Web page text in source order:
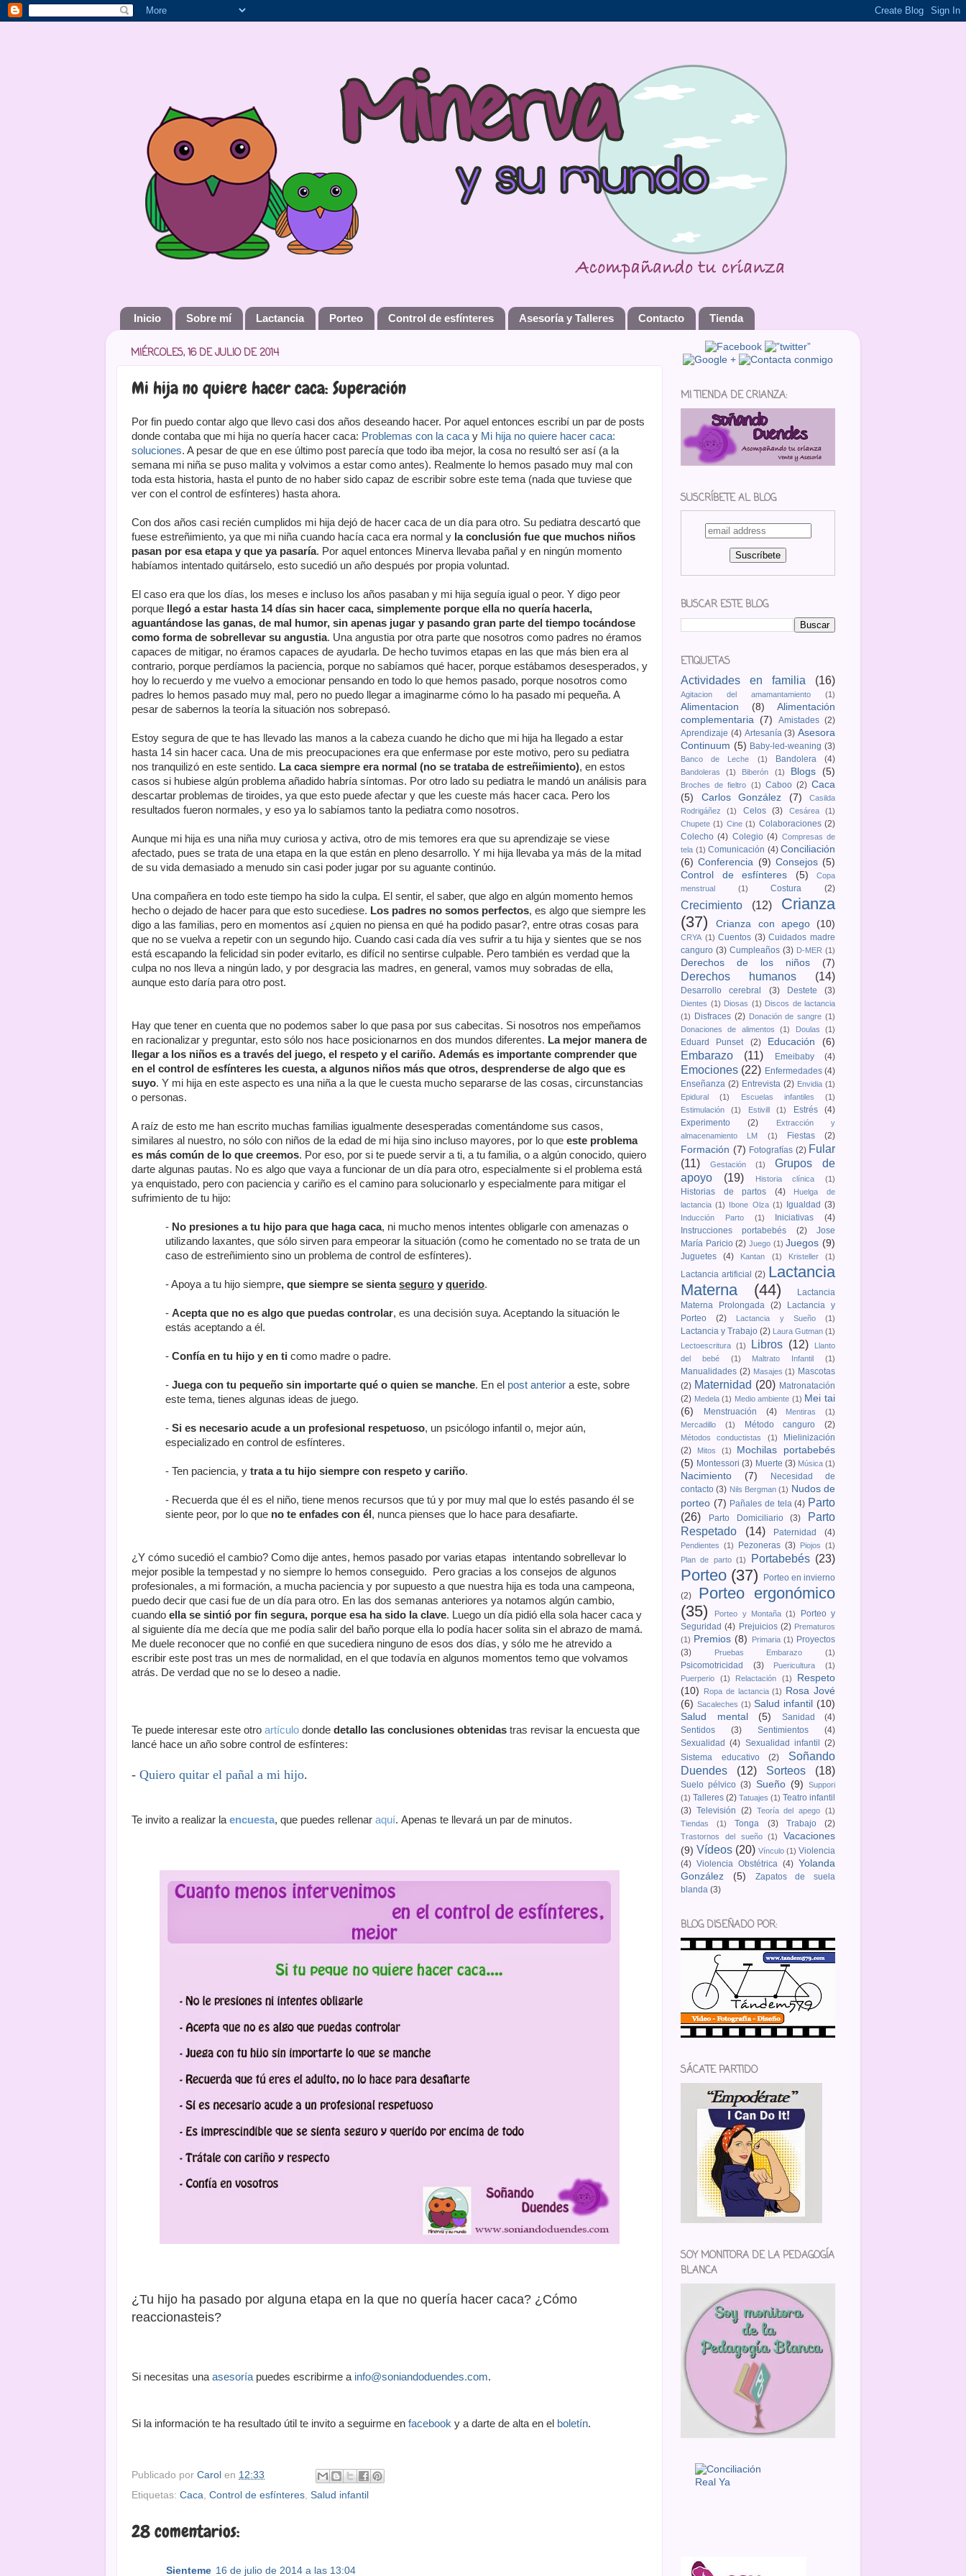
Inicio Sobre mí Lactancia Porteo Control de esfínteres Asesoría y Talleres Contacto Tienda
MIÉRCOLES, 16 DE JULIO DE 2014
Mi hija no quiere hacer caca: Superación
Por fin puedo contar algo que llevo casi dos años deseando hacer. Por aquel entonces escribí un par de posts
donde contaba que mi hija no quería hacer caca: Problemas con la caca y Mi hija no quiere hacer caca:
soluciones. A pesar de que en ese último post parecía que todo iba mejor, la cosa no resultó ser así (a la
semana mi niña se puso malita y volvimos a estar como antes). Realmente lo hemos pasado muy mal con
toda esta historia, hasta el punto de no haber sido capaz de escribir sobre este tema (nada que tuviese que
ver con el control de esfínteres) hasta ahora.
Con dos años casi recién cumplidos mi hija dejó de hacer caca de un día para otro. Su pediatra descartó que
fuese estreñimiento, ya que mi niña cuando hacía caca era normal y la conclusión fue que muchos niños
pasan por esa etapa y que ya pasaría. Por aquel entonces Minerva llevaba pañal y en ningún momento
habíamos intentado quitárselo, esto sucedió un año después por propia voluntad.
El caso era que los días, los meses e incluso los años pasaban y mi hija seguía igual o peor. Y digo peor
porque llegó a estar hasta 14 días sin hacer caca, simplemente porque ella no quería hacerla,
aguantándose las ganas, de mal humor, sin apenas jugar y pasando gran parte del tiempo tocándose
como forma de sobrellevar su angustia. Una angustia por otra parte que nosotros como padres no éramos
capaces de mitigar, no éramos capaces de ayudarla. De hecho tuvimos etapas en las que más bien era al
contrario, porque perdíamos la paciencia, porque no sabíamos qué hacer, porque estábamos desesperados, y
hoy lo recuerdo y me vuelvo a emocionar pensando en todo lo que hemos pasado, porque nosotros como
padres lo hemos pasado muy mal, pero no puedo llegar a imaginarme cómo lo ha pasado mi pequeña. A
pesar de sabernos la teoría la situación nos sobrepasó.
Estoy segura de que te has llevado las manos a la cabeza cuando he dicho que mi hija ha llegado a estar
hasta 14 sin hacer caca. Una de mis preocupaciones era que enfermase por este motivo, pero su pediatra
nos tranquilizó en este sentido. La caca siempre era normal (no se trataba de estreñimiento), en estos
casos si hubiese algún problema añadido habría síntomas. Por otro lado su pediatra le mandó un análisis para
descartar problemas de tiroides, ya que esto puede afectar y que les cueste más hacer caca. Pero los
resultados fueron normales, y eso ya lo sabíamos tanto la pediatra como nosotros.
Aunque mi hija es una niña muy curiosa y activa, otro de mis temores era que su aprendizaje se viese
afectado, pues se trata de una etapa en la que están en pleno desarrollo. Y mi hija llevaba ya más de la mitad
de su vida demasiado a menudo sin casi poder jugar por su aguante continúo.
Una compañera en todo este tiempo ha sido la culpa. El sentir, el saber, que algo en algún momento hemos
hecho o dejado de hacer para que esto sucediese. Los padres no somos perfectos, es algo que siempre les
digo a las familias, pero en momentos así ¿quien no piensa en qué ha podido pasar?, entre otras cosas para
que no se vuelva a repetir con un segundo hijo. Cuando casi cada día ves sufrir a tu hija y sientes que se nos
está escapando la felicidad sin poder evitarlo, es difícil no sentirse culpable. Pero también es verdad que la
culpa no nos lleva a ningún lado, y por desgracia las madres, en general, vamos muy sobradas de ella,
aunque esto daría para otro post.
Hay que tener en cuenta que no podemos saber lo que pasa por sus cabecitas. Si nosotros nos empeñamos
en racionalizar y preguntar, esto sólo nos hace posicionarnos en dos mundos diferentes. La mejor manera de
llegar a los niños es a través del juego, el respeto y el cariño. Además es importante comprender que
en el control de esfínteres les cuesta, a algunos niños más que otros, desprenderse de algo que es
suyo. Y mi hija en este aspecto es una niña a la que le cuesta mucho separarse de las cosas, circunstancias
o personas.
A raíz de esto me han escrito muchas familias igualmente desesperadas comentándome sus casos,
similares al nuestro, no sólo con niños de la edad de mi hija sino incluso mayores, por lo que este problema
es más común de lo que creemos. Por eso, por si te puede servir a ti, a tu familia, o a algún conocido, quiero
darte algunas pautas. No es algo que vaya a funcionar de un día para otro, especialmente si el problema está
ya enquistado, pero con paciencia y cariño es el camino para solucionarlo y especialmente para mitigar el
sufrimiento de tu hijo:
- No presiones a tu hijo para que haga caca, ni mucho menos intentes obligarle con amenazas o
utilizando laxantes, que sólo sirven para empeorar la situación (como he comentado no se trata de un
caso de estreñimiento sino un problema de control de esfínteres).
- Apoya a tu hijo siempre, que siempre se sientaseguro yquerido.
-Acepta que no es algo que puedas controlar, es una decisión suya. Aceptando la situación le
estás aceptando a él.
-Confía en tu hijo y en ti como madre o padre.
-Juega con tu pequeño sin importarte qué o quien se manche. En el post anterior a este, sobre
este tema, tienes algunas ideas de juego.
-Si es necesario acude a un profesional respetuoso, un psicólogo infantil o, mejor aún,
especializado en control de esfínteres.
- Ten paciencia, ytrata a tu hijo siempre con respeto y cariño.
- Recuerda que él es el niño, tiene menos recursos que tú y por muy mal que lo estés pasando él se
siente peor, por lo que no te enfades con él, nunca pienses que lo hace para desafiarte.
¿Y cómo sucedió el cambio? Como dije antes, hemos pasado por varias etapas intentando sobrellevar lo
mejor posible la tempestad y no siempre lo hemos conseguido. Pero gracias a los consejos de algunos
profesionales, a mi formación, a mucha paciencia y por supuesto a que nuestra hija es toda una campeona,
puedo decir que casi fue de un día para otro. En las dos semanas anteriores ya notamos algún cambio,
cuando ella se sintió por fin segura, porque esa ha sido la clave. Luego un día pidió ella sola hacer caca y
al siguiente día me decía que me podía salir del baño porque ella lo podía hacer solita sin el abrazo de mamá.
Me duele reconocer que no confié en que sucediera ninguno de esos dos días, y sólo me he atrevido a
escribir este post tras un mes de normalidad, en el que todavía en algunos momentos temo que volvamos
atrás. De verdad que no se lo deseo a nadie.
Te puede interesar este otro artículo donde detallo las conclusiones obtenidas tras revisar la encuesta que
lancé hace un año sobre control de esfínteres:
- Quiero quitar el pañal a mi hijo.
Te invito a realizar la encuesta, que puedes rellenar aquí. Apenas te llevará un par de minutos.
¿Tu hijo ha pasado por alguna etapa en la que no quería hacer caca? ¿Cómo
reaccionasteis?
Si necesitas una asesoría puedes escribirme a info@soniandoduendes.com.
Si la información te ha resultado útil te invito a seguirme en facebook y a darte de alta en el boletín.
Publicado por Carol en 12:33
Etiquetas: Caca, Control de esfínteres, Salud infantil
28 comentarios:
Sienteme 16 de julio de 2014 a las 13:04
MI TIENDA DE CRIANZA:
SUSCRÍBETE AL BLOG
BUSCAR ESTE BLOG
ETIQUETAS
Actividades en familia (16)
Agitacion del amamantamiento (1)
Alimentacion (8)
Alimentación
complementaria (7) Amistades (2)
Aprendizaje (4) Artesanía (3) Asesora
Continuum (5) Baby-led-weaning (3)
Banco de Leche (1) Bandolera (4)
Bandoleras (1) Biberón (1) Blogs (5)
Broches de fieltro (1) Caboo (2) Caca
(5)
Carlos González (7)
Casilda
Rodrigáñez
(1) Celos (3) Cesárea
(1)
Chupete (1) Cine (1) Colaboraciones (2)
Colecho (4) Colegio (4) Compresas de
tela (1) Comunicación (4) Conciliación
(6) Conferencia (9) Consejos (5)
Control de esfínteres
(5)
Copa
menstrual
(1) Costura (2)
Crecimiento (12)
Crianza
(37)
Crianza con apego (10)
CRYA (1) Cuentos (3) Cuidados madre
canguro (3) Cumpleaños (3) D-MER (1)
Derechos de los niños (7)
Derechos humanos (14)
Desarrollo cerebral (3) Destete (3)
Dientes (1) Diosas (1) Discos de lactancia
(1)
Disfraces (2) Donación de sangre (1)
Donaciones de alimentos
(1) Doulas (1)
Eduard Punset (2) Educación (6)
Embarazo (11) Emeibaby (4)
Emociones (22) Enfermedades (4)
Enseñanza (2) Entrevista (2) Envidia (1)
Epidural
(1) Escuelas infantiles
(1)
Estimulación
(1) Estivill (1) Estrés
(4)
Experimento
(2)
Extracción y
almacenamiento LM
(1) Fiestas (2)
Formación (7) Fotografías (2) Fular
(11)
Gestación (1)
Grupos de
apoyo
(19) Historia clínica (1)
Historias de partos (4)
Huelga de
lactancia (1) Ibone Olza (1) Igualdad (3)
Inducción Parto (1) Iniciativas
(4)
Instrucciones portabebés
(2)
Jose
María Paricio (2) Juego (1) Juegos (9)
Juguetes (4) Kantan (1) Kristeller (1)
Lactancia artificial (2) Lactancia
Materna
(44)
Lactancia
Materna Prolongada (2)
Lactancia y
Porteo
(2) Lactancia y Sueño (1)
Lactancia y Trabajo (2) Laura Gutman (1)
Lectoescritura (1) Libros (12)
Llanto
del bebé
(1) Maltrato Infantil (1)
Manualidades (2) Masajes (1) Mascotas
(2) Maternidad (20) Matronatación
(2) Medela (1) Medio ambiente (1) Mei tai
(6)
Menstruación (4) Mentiras
(1)
Mercadillo
(1) Método canguro (2)
Métodos conductistas (1)
Mielinización
(2)
Mitos (1)
Mochilas portabebés
(5) Montessori (3) Muerte (3) Música (1)
Nacimiento (7)
Necesidad de
contacto (3) Nils Bergman (1) Nudos de
porteo (7) Pañales de tela (4) Parto
(26)
Parto Domiciliario (3)
Parto
Respetado
(14) Paternidad (4)
Pendientes (1) Pezoneras (3) Piojos (1)
Plan de parto (1) Portabebés (23)
Porteo (37)
Porteo en invierno
(2)
Porteo ergonómico
(35)
Porteo y Montaña (1)
Porteo y
Seguridad (4) Prejuicios (2) Prematuros
(1) Premios (8) Primaria (1) Proyectos
(3)
Pruebas Embarazo (1)
Psicomotricidad (3) Puericultura
(1)
Puerperio
(1) Relactación (1)
Respeto
(10)
Ropa de lactancia (1)
Rosa Jové
(6) Sacaleches (1) Salud infantil (10)
Salud mental
(5) Sanidad
(4)
Sentidos
(3) Sentimientos
(4)
Sexualidad (4) Sexualidad infantil
(2)
Sistema educativo
(2)
Soñando
Duendes
(12) Sorteos (18)
Suelo pélvico (3) Sueño (9)
Suppori
(1) Talleres (2) Tatuajes (1) Teatro infantil
(3) Televisión (2) Teoría del apego (1)
Tiendas
(1) Tonga (3) Trabajo (2)
Trastornos del sueño (1)
Vacaciones
(9) Vídeos (20) Vínculo (1) Violencia
(4) Violencia Obstétrica (4) Yolanda
González
(5)
Zapatos de suela
blanda (3)
BLOG DISEÑADO POR:
SÁCATE PARTIDO
SOY MONITORA DE LA PEDAGOGÍA
BLANCA